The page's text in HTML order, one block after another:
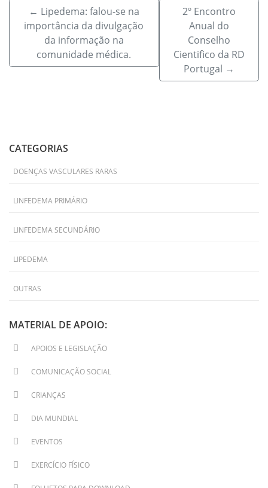
← Lipedema: falou-se na
importância da divulgação
da informação na
comunidade médica.
2º Encontro
Anual do
Conselho
Cientifico da RD
Portugal →
CATEGORIAS
DOENÇAS VASCULARES RARAS
LINFEDEMA PRIMÁRIO
LINFEDEMA SECUNDÁRIO
LIPEDEMA
OUTRAS
MATERIAL DE APOIO:
APOIOS E LEGISLAÇÃO
COMUNICAÇÃO SOCIAL
CRIANÇAS
DIA MUNDIAL
EVENTOS
EXERCÍCIO FÍSICO